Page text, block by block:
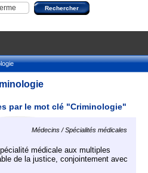
par le mot clé "Criminologie"
Médecins / Spécialités médicales
médicale aux multiples
de la justice, conjointement avec